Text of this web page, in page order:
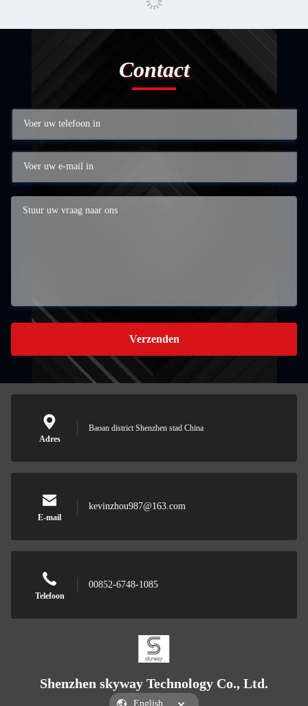
Contact
Verzenden
Adres
Baoan district Shenzhen stad China
E-mail
kevinzhou987@163.com
Telefoon
00852-6748-1085
Shenzhen skyway Technology Co., Ltd.